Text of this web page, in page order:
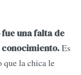
fue una falta de
conocimiento.Es
que la chica le